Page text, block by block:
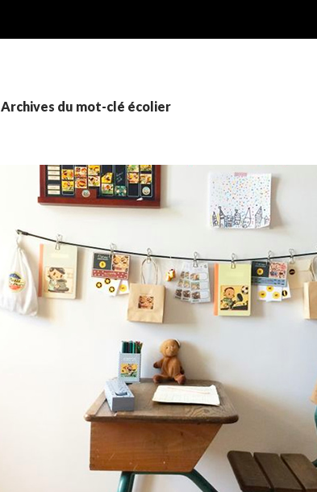
Archives du mot-clé écolier